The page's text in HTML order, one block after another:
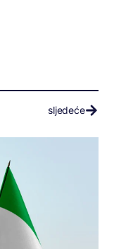
sljedeće